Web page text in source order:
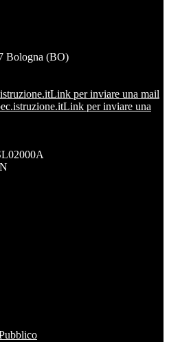
Bologna (BO)
Link per inviare una mail
Link per inviare una